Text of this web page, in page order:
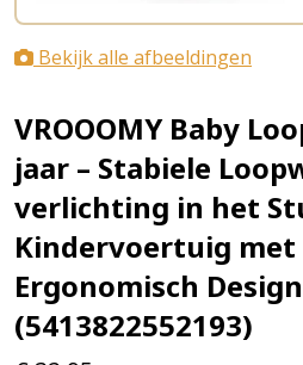
Bekijk alle afbeeldingen
VROOOMY Baby
jaar – Stabiele
verlichting in het
Kindervoertuig met
Ergonomisch
(5413822552193)